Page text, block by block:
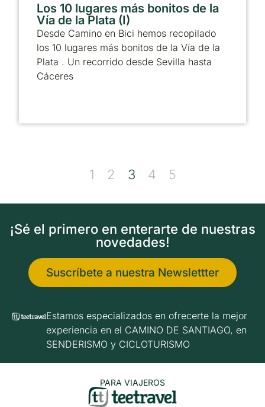
Los 10 lugares más bonitos de la
Vía de la Plata (I)
Desde Camino en Bici hemos recopilado
los 10 lugares más bonitos de la Vía de la
Plata . Un recorrido desde Sevilla hasta
Cáceres
1 2 3 4 5
¡Sé el primero en enterarte de nuestras
novedades!
Suscríbete a nuestra Newslettter
Estamos especializados en ofrecerte la mejor
experiencia en el CAMINO DE SANTIAGO, en
SENDERISMO y CICLOTURISMO
PARA VIAJEROS